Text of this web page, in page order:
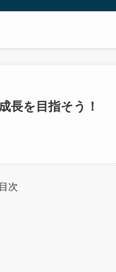
長を目指そう！
目次